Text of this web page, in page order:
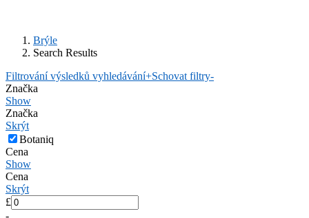
Brýle
Search Results
Filtrování výsledků vyhledávání+Schovat filtry-
Značka
Show
Značka
Skrýt
Botaniq
Cena
Show
Cena
Skrýt
£
-